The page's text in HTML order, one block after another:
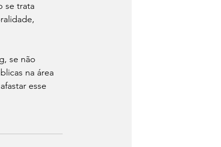
se trata
se não
na área
esse